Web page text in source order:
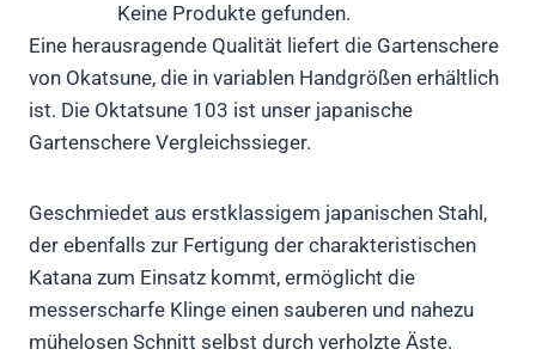
Keine Produkte gefunden.
Eine herausragende Qualität liefert die Gartenschere
von Okatsune, die in variablen Handgrößen erhältlich
ist. Die Oktatsune 103 ist unser japanische
Gartenschere Vergleichssieger.
Geschmiedet aus erstklassigem japanischen Stahl,
der ebenfalls zur Fertigung der charakteristischen
Katana zum Einsatz kommt, ermöglicht die
messerscharfe Klinge einen sauberen und nahezu
mühelosen Schnitt selbst durch verholzte Äste.